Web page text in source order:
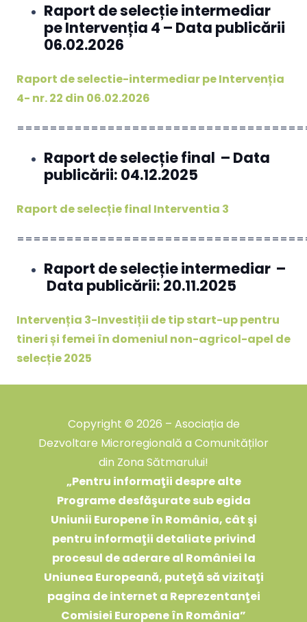
Raport de selecție intermediar
pe Intervenția 4 – Data publicării
06.02.2026
Raport de selectie-intermediar pe Intervenția
4- nr. 22 din 06.02.2026
Raport de selecție final – Data
publicării: 04.12.2025
Raport de selecție final Interventia 3
Raport de selecție intermediar –
Data publicării: 20.11.2025
Intervenția 3-Investiții de tip start-up pentru
tineri și femei în domeniul non-agricol-apel de
selecție 2025
Copyright © 2026 – Asociația de
Dezvoltare Microregională a Comunităților
din Zona Sătmarului!
„Pentru informaţii despre alte
Programe desfăşurate sub egida
Uniunii Europene în România, cât şi
pentru informaţii detaliate privind
procesul de aderare al României la
Uniunea Europeană, puteţă să vizitaţi
pagina de internet a Reprezentanţei
Comisiei Europene în România”